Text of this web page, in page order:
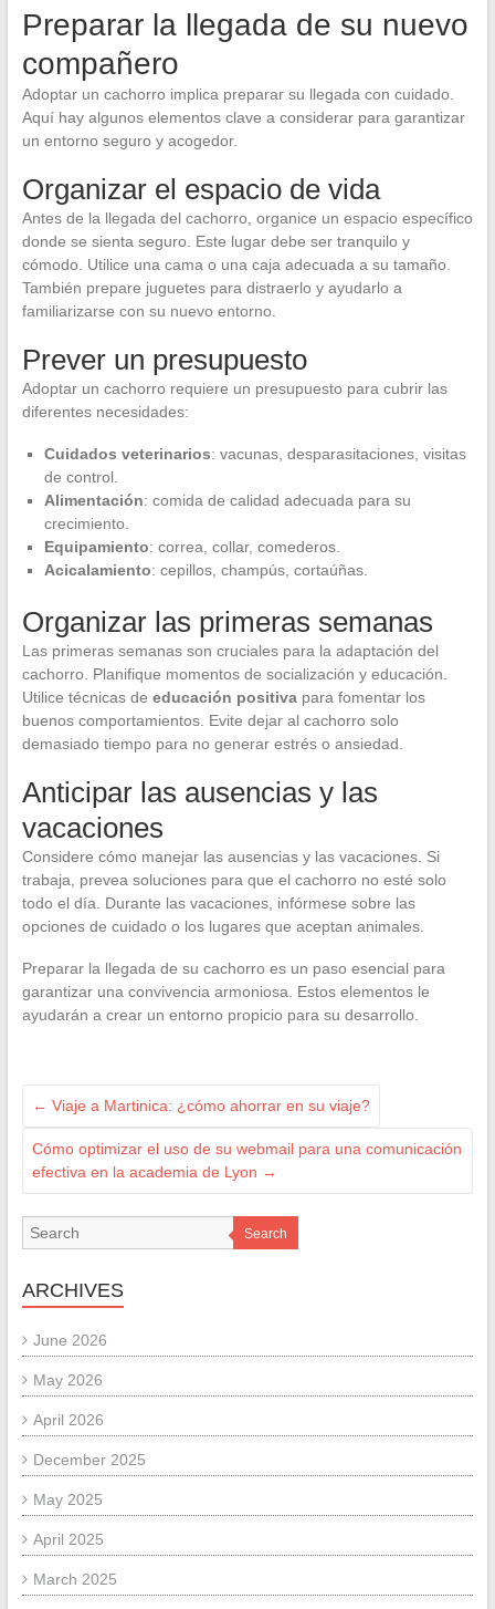
Preparar la llegada de su nuevo
compañero
Adoptar un cachorro implica preparar su llegada con cuidado.
Aquí hay algunos elementos clave a considerar para garantizar
un entorno seguro y acogedor.
Organizar el espacio de vida
Antes de la llegada del cachorro, organice un espacio específico
donde se sienta seguro. Este lugar debe ser tranquilo y
cómodo. Utilice una cama o una caja adecuada a su tamaño.
También prepare juguetes para distraerlo y ayudarlo a
familiarizarse con su nuevo entorno.
Prever un presupuesto
Adoptar un cachorro requiere un presupuesto para cubrir las
diferentes necesidades:
Cuidados veterinarios: vacunas, desparasitaciones, visitas
de control.
Alimentación: comida de calidad adecuada para su
crecimiento.
Equipamiento: correa, collar, comederos.
Acicalamiento: cepillos, champús, cortaúñas.
Organizar las primeras semanas
Las primeras semanas son cruciales para la adaptación del
cachorro. Planifique momentos de socialización y educación.
Utilice técnicas de educación positivapara fomentar los
buenos comportamientos. Evite dejar al cachorro solo
demasiado tiempo para no generar estrés o ansiedad.
Anticipar las ausencias y las
vacaciones
Considere cómo manejar las ausencias y las vacaciones. Si
trabaja, prevea soluciones para que el cachorro no esté solo
todo el día. Durante las vacaciones, infórmese sobre las
opciones de cuidado o los lugares que aceptan animales.
Preparar la llegada de su cachorro es un paso esencial para
garantizar una convivencia armoniosa. Estos elementos le
ayudarán a crear un entorno propicio para su desarrollo.
← Viaje a Martinica: ¿cómo ahorrar en su viaje?
Cómo optimizar el uso de su webmail para una comunicación
efectiva en la academia de Lyon →
Search
ARCHIVES
June 2026
May 2026
April 2026
December 2025
May 2025
April 2025
March 2025